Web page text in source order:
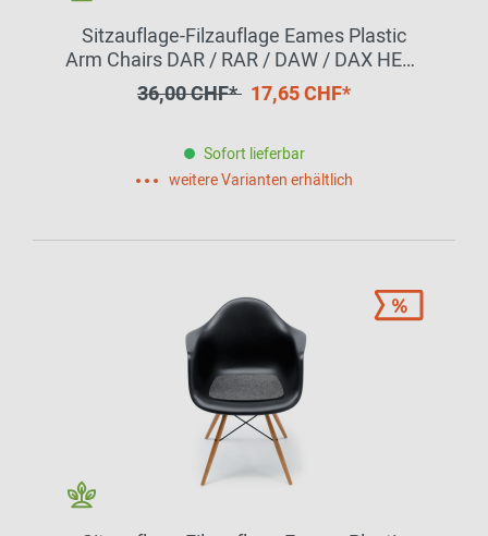
Sitzauflage-Filzauflage Eames Plastic
Arm Chairs DAR / RAR / DAW / DAX HEY -
SIGN by BWF Group EINZELSTÜCK
36,00 CHF* 17,65 CHF*
Sofort lieferbar
weitere Varianten erhältlich